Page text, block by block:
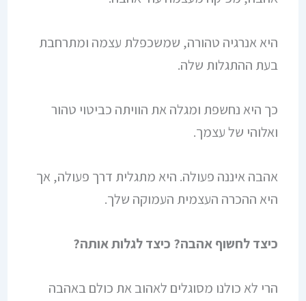
היא אנרגיה טהורה, שמשכפלת עצמה ומתרחבת
בעת ההתגלות שלה.
כך היא נחשפת ומגלה את הוויתה כביטוי טהור
ואלוהי של עצמך.
אהבה איננה פעולה. היא מתגלית דרך פעולה, אך
היא ההכרה העצמית העמוקה שלך.
כיצד לחשוף אהבה? כיצד לגלות אותה?
הרי לא כולנו מסוגלים לאהוב את כולם באהבה